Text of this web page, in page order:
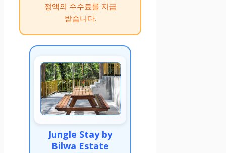
정액의 수수료를 지급
받습니다.
Jungle Stay by
Bilwa Estate